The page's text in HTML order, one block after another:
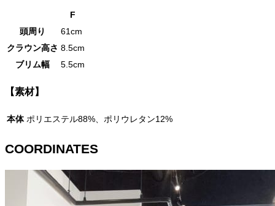
F
頭周り
61cm
クラウン高さ 8.5cm
ブリム幅
5.5cm
【素材】
本体 ポリエステル88%、ポリウレタン12%
COORDINATES